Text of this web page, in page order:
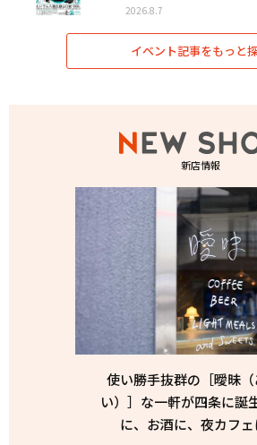
2026.8.7
イベント記事をもっと
新店情報
使い勝手抜群の［曖昧（
い）］な一軒が四条に誕
に、お酒に、夜カフェ